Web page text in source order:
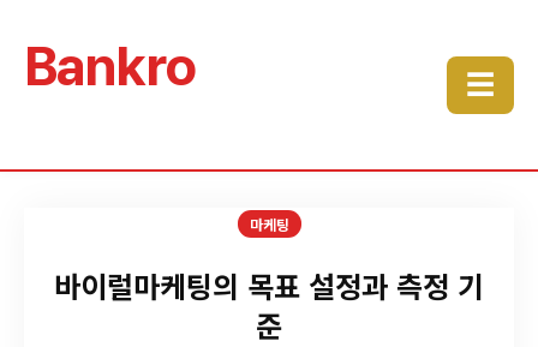
Bankro ☰
마케팅
바이럴마케팅의 목표 설정과 측정 기
준